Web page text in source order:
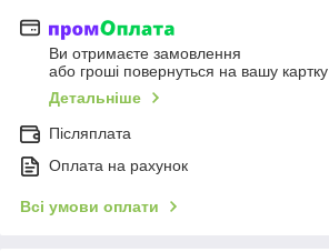
Ви отримаєте замовлення
або гроші повернуться на вашу картку
Детальніше
Післяплата
Оплата на рахунок
Всі умови оплати